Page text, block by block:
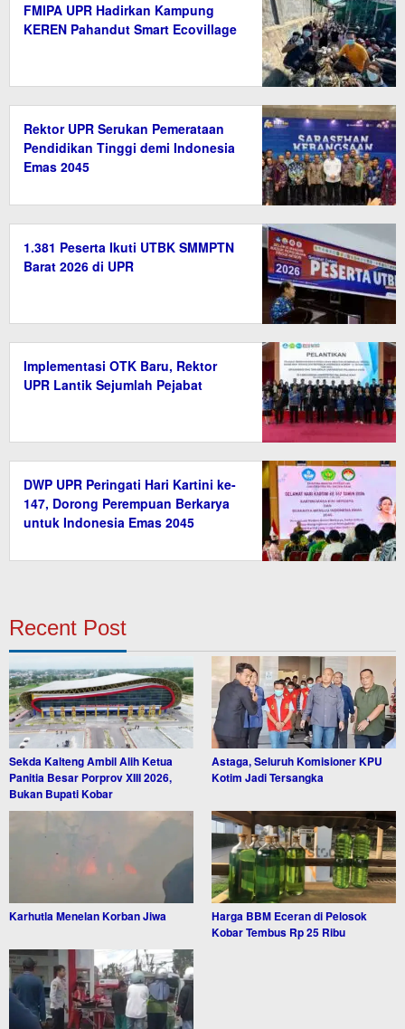
FMIPA UPR Hadirkan Kampung
KEREN Pahandut Smart Ecovillage
Rektor UPR Serukan Pemerataan
Pendidikan Tinggi demi Indonesia
Emas 2045
1.381 Peserta Ikuti UTBK SMMPTN
Barat 2026 di UPR
Implementasi OTK Baru, Rektor
UPR Lantik Sejumlah Pejabat
DWP UPR Peringati Hari Kartini ke-
147, Dorong Perempuan Berkarya
untuk Indonesia Emas 2045
Recent Post
Sekda Kalteng Ambil Alih Ketua
Panitia Besar Porprov XIII 2026,
Bukan Bupati Kobar
Astaga, Seluruh Komisioner KPU
Kotim Jadi Tersangka
Karhutla Menelan Korban Jiwa
Harga BBM Eceran di Pelosok
Kobar Tembus Rp 25 Ribu